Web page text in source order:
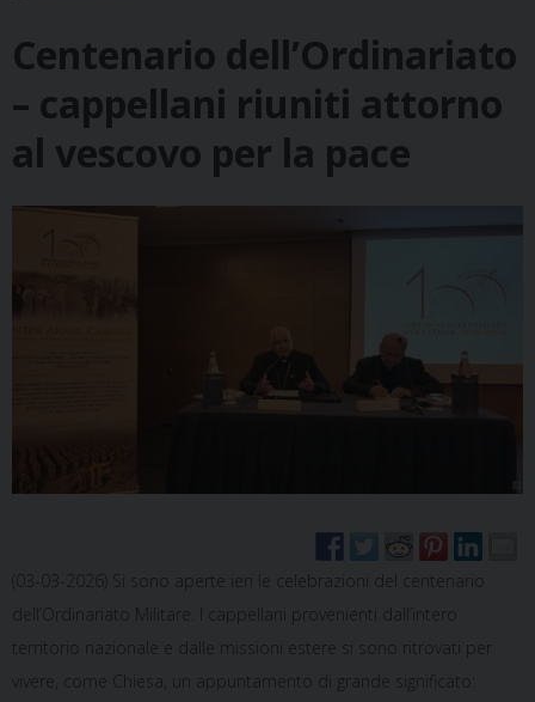
Centenario dell’Ordinariato
– cappellani riuniti attorno
al vescovo per la pace
(03-03-2026) Si sono aperte ieri le celebrazioni del centenario
dell’Ordinariato Militare. I cappellani provenienti dall’intero
territorio nazionale e dalle missioni estere si sono ritrovati per
vivere, come Chiesa, un appuntamento di grande significato: